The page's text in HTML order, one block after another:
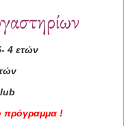
4 ετών
πρόγραμμα !